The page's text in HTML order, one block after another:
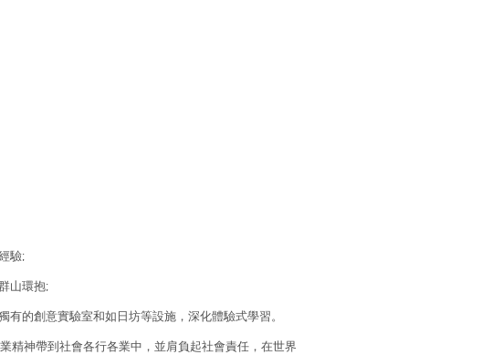
驗;
山環抱;
的創意實驗室和如日坊等設施，深化體驗式學習。
精神帶到社會各行各業中，並肩負起社會責任，在世界